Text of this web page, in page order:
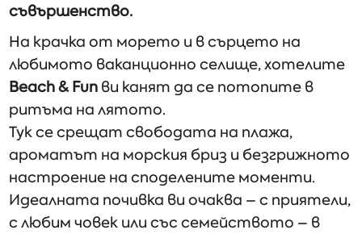
съвършенство.
На крачка от морето и в сърцето на
любимото ваканционно селище, хотелите
Beach & Fun ви канят да се потопите в
ритъма на лятото.
Тук се срещат свободата на плажа,
ароматът на морския бриз и безгрижното
настроение на споделените моменти.
Идеалната почивка ви очаква – с приятели,
с любим човек или със семейството – в